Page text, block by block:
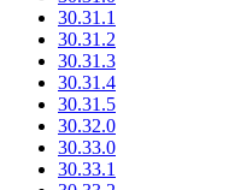
30.31.1
30.31.2
30.31.3
30.31.4
30.31.5
30.32.0
30.33.0
30.33.1